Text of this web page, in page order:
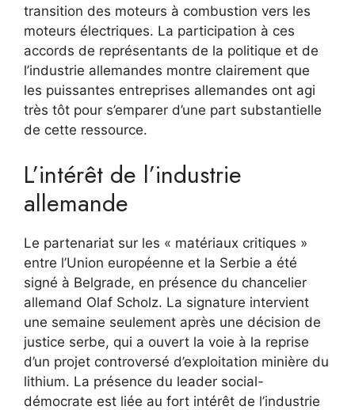
transition des moteurs à combustion vers les
moteurs électriques. La participation à ces
accords de représentants de la politique et de
l’industrie allemandes montre clairement que
les puissantes entreprises allemandes ont agi
très tôt pour s’emparer d’une part substantielle
de cette ressource.
L’intérêt de l’industrie
allemande
Le partenariat sur les « matériaux critiques »
entre l’Union européenne et la Serbie a été
signé à Belgrade, en présence du chancelier
allemand Olaf Scholz. La signature intervient
une semaine seulement après une décision de
justice serbe, qui a ouvert la voie à la reprise
d’un projet controversé d’exploitation minière du
lithium. La présence du leader social-
démocrate est liée au fort intérêt de l’industrie